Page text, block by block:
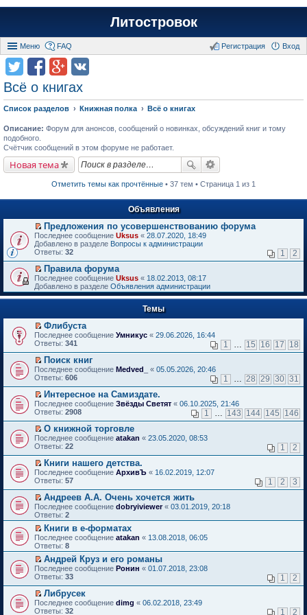
Литостровок
Меню FAQ Вход
Регистрация
Всё о книгах
Список разделов Книжная полка Всё о книгах
Описание: Форум для анонсов, сообщений о новинках, обсуждений книг и тому
подобного.
Счётчик сообщений в этом форуме не работает.
Новая тема
Отметить темы как прочтённые • 37 тем • Страница 1 из 1
Объявления
П
е
р
й
т
и
к
п
в
о
м
у
н
е
п
р
о
ч
и
т
а
н
н
о
м
у
с
о
о
б
щ
е
н
и
ю
Предложения по усовершенствованию форума
Последнее сообщение Uksus « 28.07.2020, 18:49
Добавлено в разделе Вопросы к администрации
Ответы: 32 1 2
П
е
р
е
т
и
к
п
р
в
о
м
у
н
е
п
р
о
ч
и
т
а
н
н
о
м
у
с
о
о
б
щ
е
н
и
ю
Правила форума
Последнее сообщение Uksus « 18.02.2013, 08:17
Добавлено в разделе Объявления администрации
Темы
П
е
е
й
т
и
к
п
е
р
в
о
м
у
н
е
п
р
о
ч
и
т
а
н
н
о
м
у
с
о
о
б
щ
е
Флибуста
Последнее сообщение Умникус « 29.06.2026, 16:44
Ответы: 341 1 15 16 17 18
П
е
е
й
т
и
к
п
е
р
в
о
м
у
н
е
п
р
о
ч
и
т
а
н
н
о
м
у
с
Поиск книг
Последнее сообщение Medved_ « 05.05.2026, 20:46
Ответы: 606 1 28 29 30 31
П
е
е
й
т
и
к
п
е
р
в
о
м
у
н
е
п
р
о
ч
и
а
н
н
Интересное на Самиздате.
Последнее сообщение Звёзды Светят « 06.10.2025, 21:46
Ответы: 2908 1 143 144 145 146
П
е
е
й
т
и
к
п
е
р
в
о
м
у
н
е
п
р
о
ч
и
О книжной торговле
Последнее сообщение atakan « 23.05.2020, 08:53
Ответы: 22 1 2
П
е
е
й
т
и
п
е
р
в
о
м
у
н
е
п
Книги нашего детства.
Последнее сообщение АрхивЪ « 16.02.2019, 12:07
Ответы: 57 1 2 3
П
е
р
е
й
т
и
к
п
е
р
в
о
м
Андреев А.А. Очень хочется жить
Последнее сообщение dobryiviewer« 03.01.2019, 20:18
Ответы: 2
П
е
р
е
й
т
и
к
п
е
Книги в е-форматах
Последнее сообщение atakan « 13.08.2018, 06:05
Ответы: 8
П
е
е
й
т
Андрей Круз и его романы
Последнее сообщение Ронин « 01.07.2018, 23:08
Ответы: 33 1 2
П
е
Либрусек
Последнее сообщение dimg « 06.02.2018, 23:49
Ответы: 32 1 2